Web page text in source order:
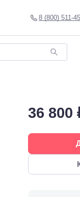
8 (800) 511-
36 800